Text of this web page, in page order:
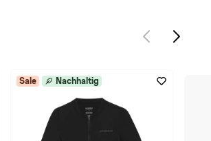
Sale Nachhaltig